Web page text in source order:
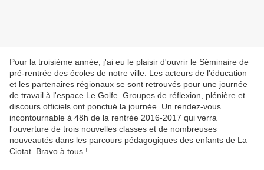
Pour la troisième année, j'ai eu le plaisir d'ouvrir le Séminaire de
pré-rentrée des écoles de notre ville. Les acteurs de l'éducation
et les partenaires régionaux se sont retrouvés pour une journée
de travail à l'espace Le Golfe. Groupes de réflexion, plénière et
discours officiels ont ponctué la journée. Un rendez-vous
incontournable à 48h de la rentrée 2016-2017 qui verra
l'ouverture de trois nouvelles classes et de nombreuses
nouveautés dans les parcours pédagogiques des enfants de La
Ciotat. Bravo à tous !